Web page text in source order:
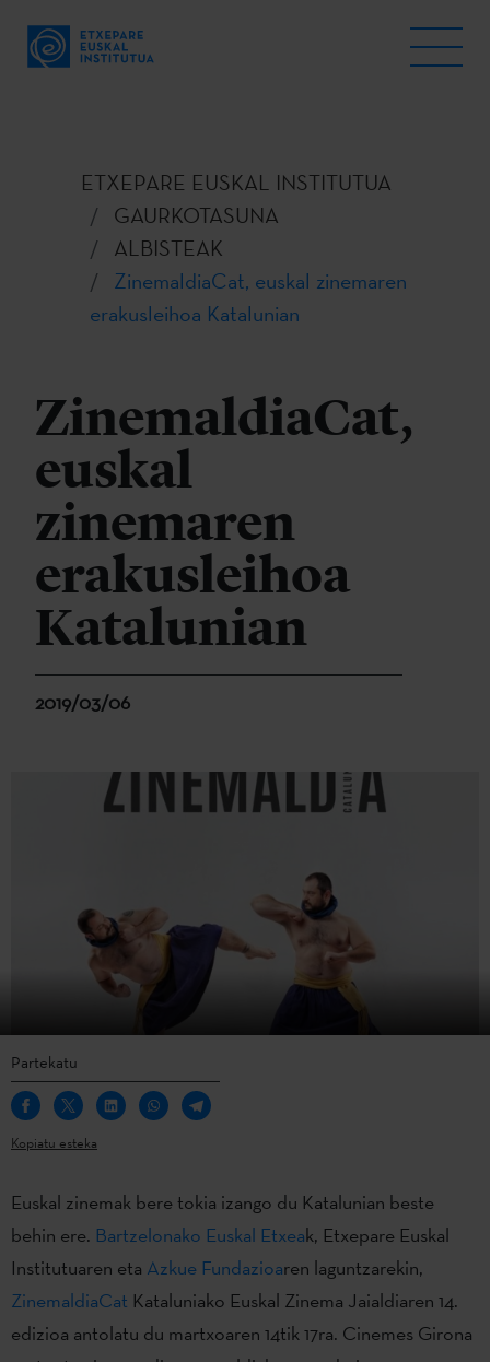
ETXEPARE EUSKAL INSTITUTUA
GAURKOTASUNA
ALBISTEAK
ZinemaldiaCat, euskal zinemaren
erakusleihoa Katalunian
ZinemaldiaCat,
euskal
zinemaren
erakusleihoa
Katalunian
2019/03/06
Partekatu
Kopiatu esteka
Euskal zinemak bere tokia izango du Katalunian beste
behin ere. Bartzelonako Euskal Etxeak, Etxepare Euskal
Institutuaren eta Azkue Fundazioaren laguntzarekin,
ZinemaldiaCat Kataluniako Euskal Zinema Jaialdiaren 14.
edizioa antolatu du martxoaren 14tik 17ra. Cinemes Girona